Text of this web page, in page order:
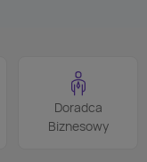
Doradca
Biznesowy